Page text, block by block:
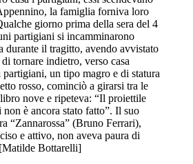
la famiglia forniva loro
giorno prima della sera del 4
partigiani si incamminarono
durante il tragitto, avendo avvistato
tornare indietro, verso casa
un tipo magro e di statura
rosso, cominciò a girarsi tra le
nove e ripeteva: “Il proiettile
è ancora stato fatto”. Il suo
“Zannarossa” (Bruno Ferrari),
e attivo, non aveva paura di
Bottarelli]